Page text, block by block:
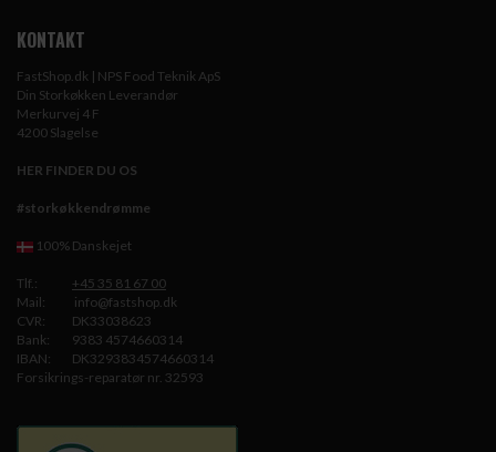
KONTAKT
FastShop.dk | NPS Food Teknik ApS
Din Storkøkken Leverandør
Merkurvej 4 F
4200 Slagelse
HER FINDER DU OS
#storkøkkendrømme
100% Danskejet
Tlf.:
+45 35 81 67 00
Mail:
info@fastshop.dk
CVR:
DK33038623
Bank:
9383 4574660314
IBAN:
DK3293834574660314
Forsikrings-reparatør nr. 32593